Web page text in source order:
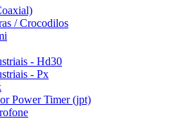
/ Crocodilos
- Hd30
- Px
Power Timer (jpt)